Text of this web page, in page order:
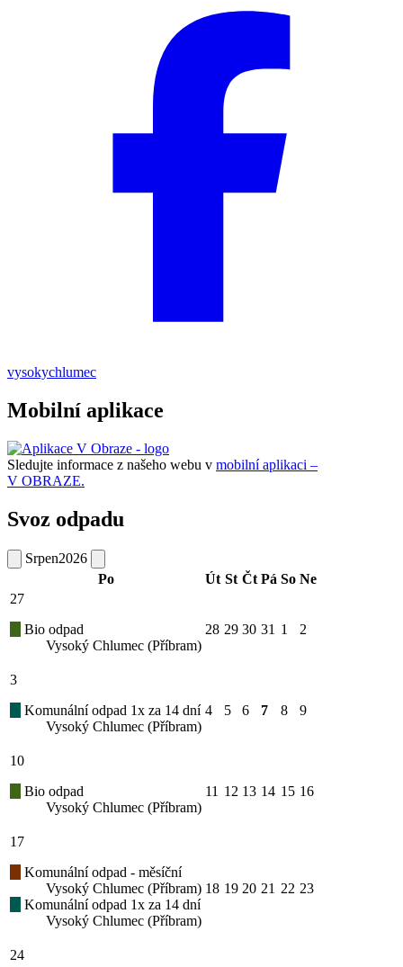
vysokychlumec
Mobilní aplikace
Sledujte informace z našeho webu v mobilní aplikaci –
V OBRAZE.
Svoz odpadu
Srpen2026
Po
Út St Čt Pá So Ne
27
Bio odpad
Vysoký Chlumec (Příbram)
28 29 30 31 1 2
3
Komunální odpad 1x za 14 dní
Vysoký Chlumec (Příbram)
4 5 6 7 8 9
10
Bio odpad
Vysoký Chlumec (Příbram)
11 12 13 14 15 16
17
Komunální odpad - měsíční
Vysoký Chlumec (Příbram)
Komunální odpad 1x za 14 dní
Vysoký Chlumec (Příbram)
18 19 20 21 22 23
24